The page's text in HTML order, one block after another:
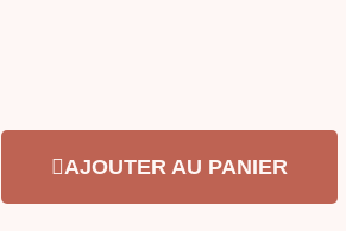
AJOUTER AU PANIER